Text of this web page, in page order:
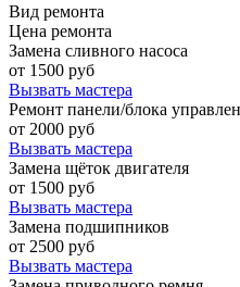
Вид ремонта
Цена ремонта
Замена сливного насоса
от 1500 руб
Вызвать мастера
Ремонт панели/блока
от 2000 руб
Вызвать мастера
Замена щёток двигателя
от 1500 руб
Вызвать мастера
Замена подшипников
от 2500 руб
Вызвать мастера